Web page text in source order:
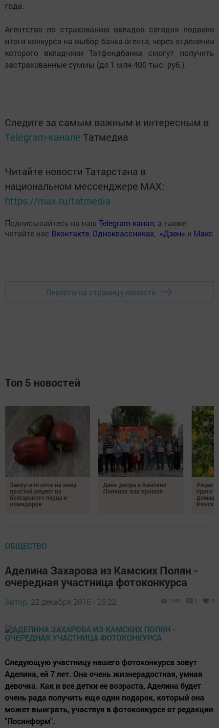
года.
Агентство по страхованию вкладов сегодня подвело
итоги конкурса на выбор банка-агента, через отделения
которого вкладчики Татфондбанка смогут получить
застрахованные суммы (до 1 млн 400 тыс. руб.).
Следите за самым важным и интересным в
Telegram-канале Татмедиа
Читайте новости Татарстана в
национальном мессенджере MАХ:
https://max.ru/tatmedia
Подписывайтесь на наш Telegram-канал, а также
читайте нас Вконтакте, Одноклассниках, «Дзен» и Макс
Перейти на страницу новости
Топ 5 новостей
Закрутите лечо на зиму:
простой рецепт из
болгарского перца и
помидоров
День двора в Камских
Полянах: как прошел
ОБЩЕСТВО
Аделина Захарова из Камских Полян -
очередная участница фотоконкурса
Автор, 22 декабря 2016 - 05:22 1169 0 0
Следующую участницу нашего фотоконкурса зовут
Аделина, ей 7 лет. Она очень жизнерадостная, умная
девочка. Как и все детки ее возраста, Аделина будет
очень рада получить еще один подарок, который она
может выиграть, участвуя в фотоконкурсе от редакции
"Посинформ".